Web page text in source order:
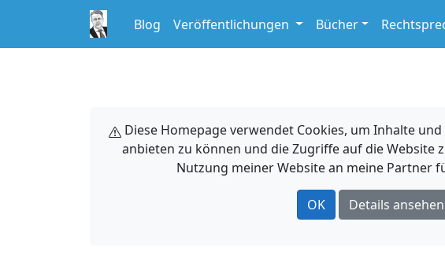
Blog Veröffentlichungen Bücher
Diese Homepage verwendet Cookies, um Inhalte
anbieten zu können und die Zugriffe auf die
Nutzung meiner Website an meine Partner
OK Details ansehen